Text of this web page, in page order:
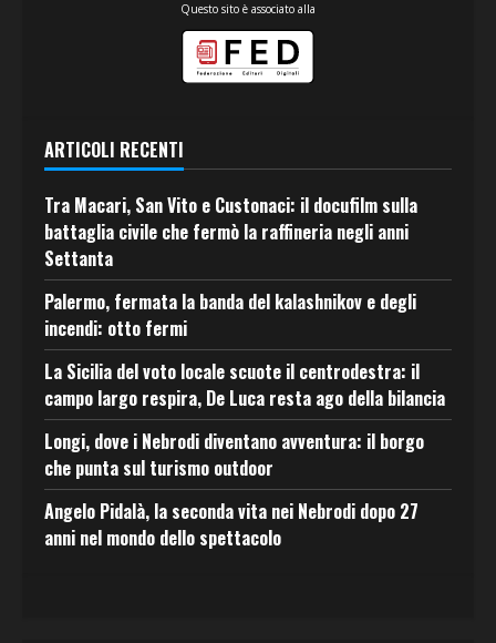
Questo sito è associato alla
ARTICOLI RECENTI
Tra Macari, San Vito e Custonaci: il docufilm sulla
battaglia civile che fermò la raffineria negli anni
Settanta
Palermo, fermata la banda del kalashnikov e degli
incendi: otto fermi
La Sicilia del voto locale scuote il centrodestra: il
campo largo respira, De Luca resta ago della bilancia
Longi, dove i Nebrodi diventano avventura: il borgo
che punta sul turismo outdoor
Angelo Pidalà, la seconda vita nei Nebrodi dopo 27
anni nel mondo dello spettacolo